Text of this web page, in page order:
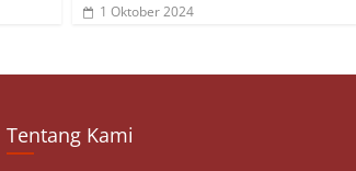
1 Oktober 2024
Tentang Kami